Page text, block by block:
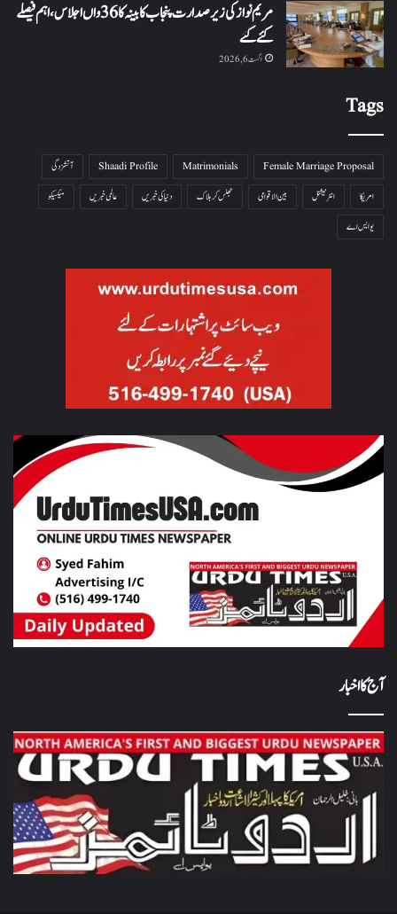
مریم نواز کی زیر صدارت پنجاب کابینہ کا 36واں اجلاس،اہم فیصلے
کئے گئے
اگست 6, 2026
Tags
Female Marriage Proposal
Matrimonials
Shaadi Profile
آتشزدگی
امریکا
انٹرنیشنل بین الاقوامی جھلس کر ہلاک دنیا کی خبریں عالمی خبریں
میکسیکو
یو ایس اے
آج کا اخبار